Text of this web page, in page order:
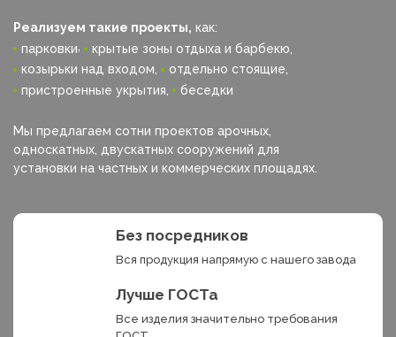
Реализуем такие проекты, как:
парковки
крытые зоны отдыха и барбекю,
козырьки над входом,
отдельно стоящие,
пристроенные укрытия,
беседки
Мы предлагаем сотни проектов арочных,
односкатных, двускатных сооружений для
установки на частных и коммерческих площадях.
Без посредников
Вся продукция напрямую с нашего завода
Лучше ГОСТа
Все изделия значительно требования